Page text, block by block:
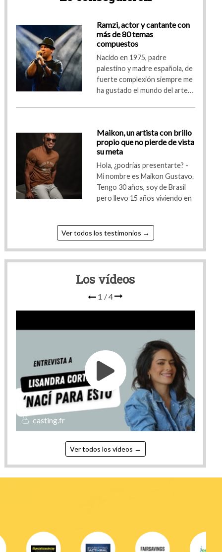
ArtistaV.I.P
Actor - Cantante - Actor
16 años
Conectado
Ver su book
V.I.P
11 años
Desconectado
Ver su book
ArtistaV.I.P
38 años
Desconectado
Ver su book
RogerArias
Actor - Modelo - Músico
Desconectado
Ramzi, actor y cantante con
más de 80 temas
compuestos
Nacido en 1975, padre
palestino y madre española, de
fuerte complexión siempre me
ha gustado el mundo del arte
Maikon, un artista con brillo
propio que no pierde de vista
su meta
Hola, ¿podrías presentarte? -
Mi nombre es Maikon Gustavo.
Tengo 30 años, soy de Brasil
pero llevo 15 años viviendo en
Ver todos los testimonios
Los vídeos
1 /4
casting.fr
Ver todos los vídeos